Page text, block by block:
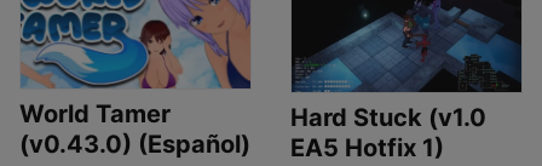
World Tamer
(v0.43.0) (Español)
Hard Stuck (v1.0
EA5 Hotfix 1)